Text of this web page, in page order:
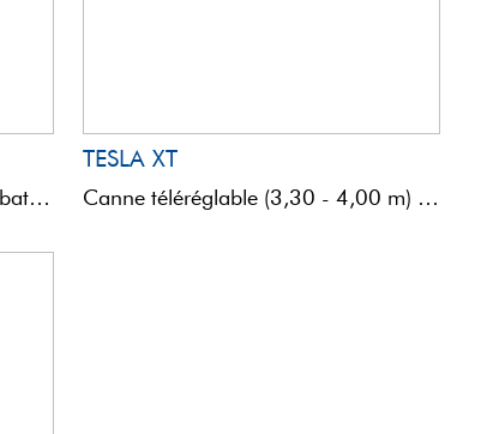
Cette nouvelle série de cannes à bateaux a vue le jour par la nécessité de créer des ...
TESLA XT
Canne téléréglable (3,30 - 4,00 m) destinée à la pêche à la palangrotte en eaux peu et moyennement ...